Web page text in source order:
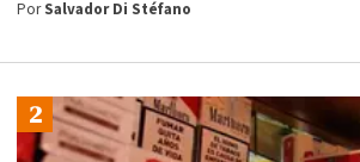
PorSalvador Di Stéfano